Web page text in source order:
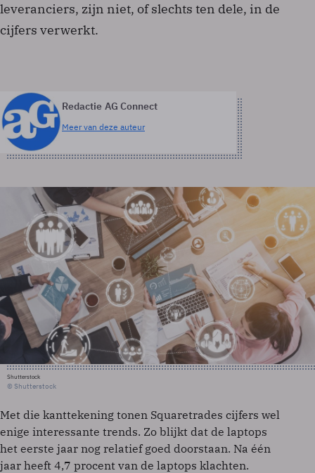
leveranciers, zijn niet, of slechts ten dele, in de
cijfers verwerkt.
Redactie AG Connect
Meer van deze auteur
Shutterstock
© Shutterstock
Met die kanttekening tonen Squaretrades cijfers wel
enige interessante trends. Zo blijkt dat de laptops
het eerste jaar nog relatief goed doorstaan. Na één
jaar heeft 4,7 procent van de laptops klachten.